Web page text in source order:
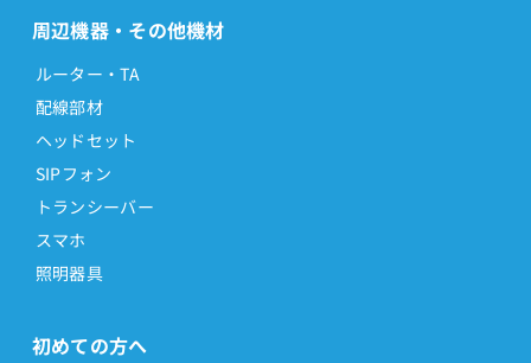
周辺機器・その他機材
ルーター・TA
配線部材
ヘッドセット
SIPフォン
トランシーバー
スマホ
照明器具
初めての方へ